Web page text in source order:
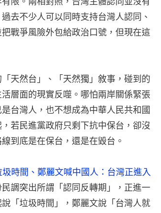
去不少人可以同時支持台灣人認同、
戰爭風險外包給政治口號，但現在這
天然台」、「天然獨」敘事，碰到的
層面的現實反噬。哪怕兩岸關係緊張
台灣人，也不想成為中華人民共和國
若民進黨政府只剩下抗中保台，卻沒
到底是在保台，還是在毀台。
圾時間、鄭麗文喊中國人：台灣正進入
調突出所謂「認同反轉期」，正進一
「垃圾時間」，鄭麗文說「台灣人就